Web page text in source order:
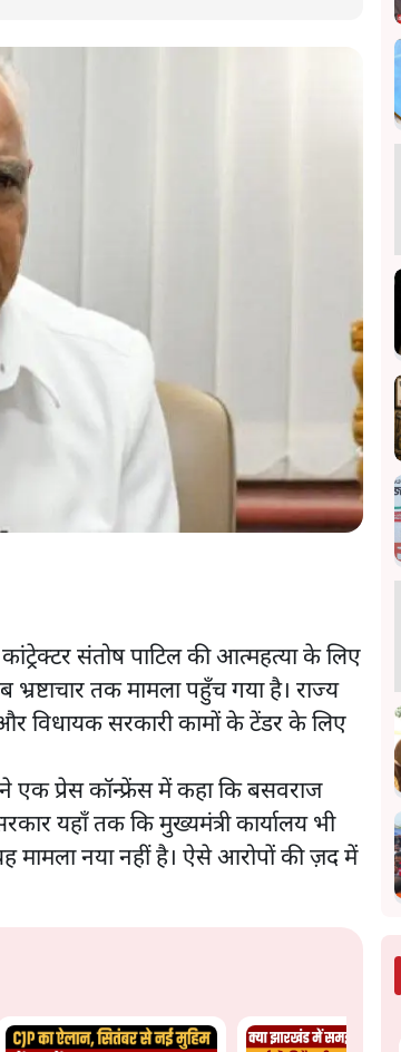
संतोष पाटिल की आत्महत्या के लिए
तक मामला पहुँच गया है। राज्य
और विधायक सरकारी कामों के टेंडर के लिए
एक प्रेस कॉन्फ्रेंस में कहा कि बसवराज
यहाँ तक कि मुख्यमंत्री कार्यालय भी
मामला नया नहीं है। ऐसे आरोपों की ज़द में